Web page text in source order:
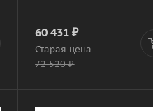
60 431 ₽
Старая цена
72 520₽